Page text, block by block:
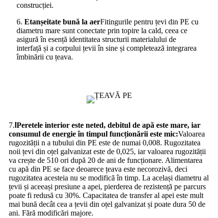
construcției.
6. Etanșeitate bună la aerFitingurile pentru țevi din PE cu
diametru mare sunt conectate prin topire la cald, ceea ce
asigură în esență identitatea structurii materialului de
interfață și a corpului țevii în sine și completează integrarea
îmbinării cu țeava.
7. Peretele interior este neted, debitul de apă este mare, iar
consumul de energie în timpul funcționării este mic:Valoarea
rugozității n a tubului din PE este de numai 0,008. Rugozitatea
noii țevi din oțel galvanizat este de 0,025, iar valoarea rugozității
va crește de 510 ori după 20 de ani de funcționare. Alimentarea
cu apă din PE se face deoarece țeava este necorozivă, deci
rugozitatea acesteia nu se modifică în timp. La același diametru al
țevii și aceeași presiune a apei, pierderea de rezistență pe parcurs
poate fi redusă cu 30%. Capacitatea de transfer al apei este mult
mai bună decât cea a țevii din oțel galvanizat și poate dura 50 de
ani. Fără modificări majore.